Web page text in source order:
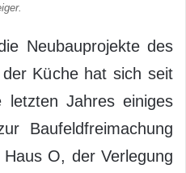
Neubauprojekte des
Küche hat sich seit
letzten Jahres einiges
Baufeldfreimachung
O, der Verlegung